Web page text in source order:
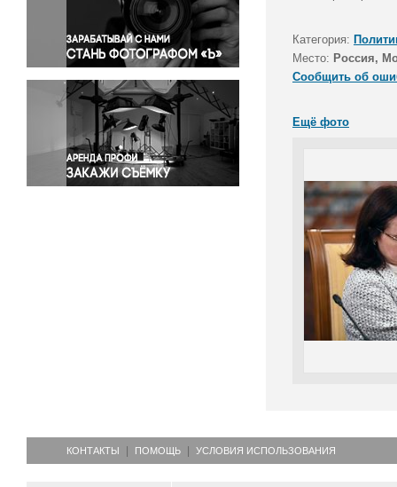
Правосудие
Происшествия и конфликты
Религия
Светская жизнь
Спорт
Экология
Экономика и бизнес
Категория:
Место: Россия,
Сообщить об
Ещё фото
КОНТАКТЫ ПОМОЩЬ УСЛОВИЯ ИСПОЛЬЗОВАНИЯ